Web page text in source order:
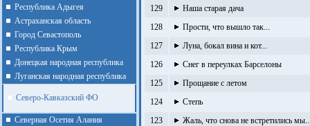
Республика Адыгея
Астраханская область
Город Севастополь
Республика Крым
Донецкая народная республика
Луганская народная республика
Северо-Кавказский ФО
Северная Осетия Алания
129
Наша старая дача
128
Прости, что вышло так...
127
Луна, бокал вина и кот...
126
Снег в переулках Барселоны
125
Прощание с летом
124
Степь
123
Жаль, что снова не встретились